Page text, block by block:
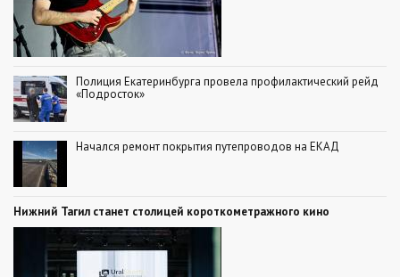
Полиция Екатеринбурга провела профилактический рейд
«Подросток»
Начался ремонт покрытия путепроводов на ЕКАД
Нижний Тагил станет столицей короткометражного кино